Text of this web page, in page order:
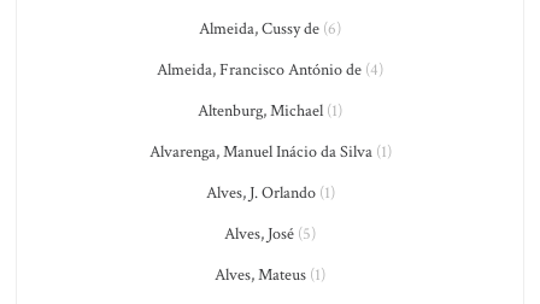
Almeida, Cussy de (6)
Almeida, Francisco António de (4)
Altenburg, Michael (1)
Alvarenga, Manuel Inácio da Silva(1)
Alves, J. Orlando(1)
Alves, José (5)
Alves, Mateus (1)